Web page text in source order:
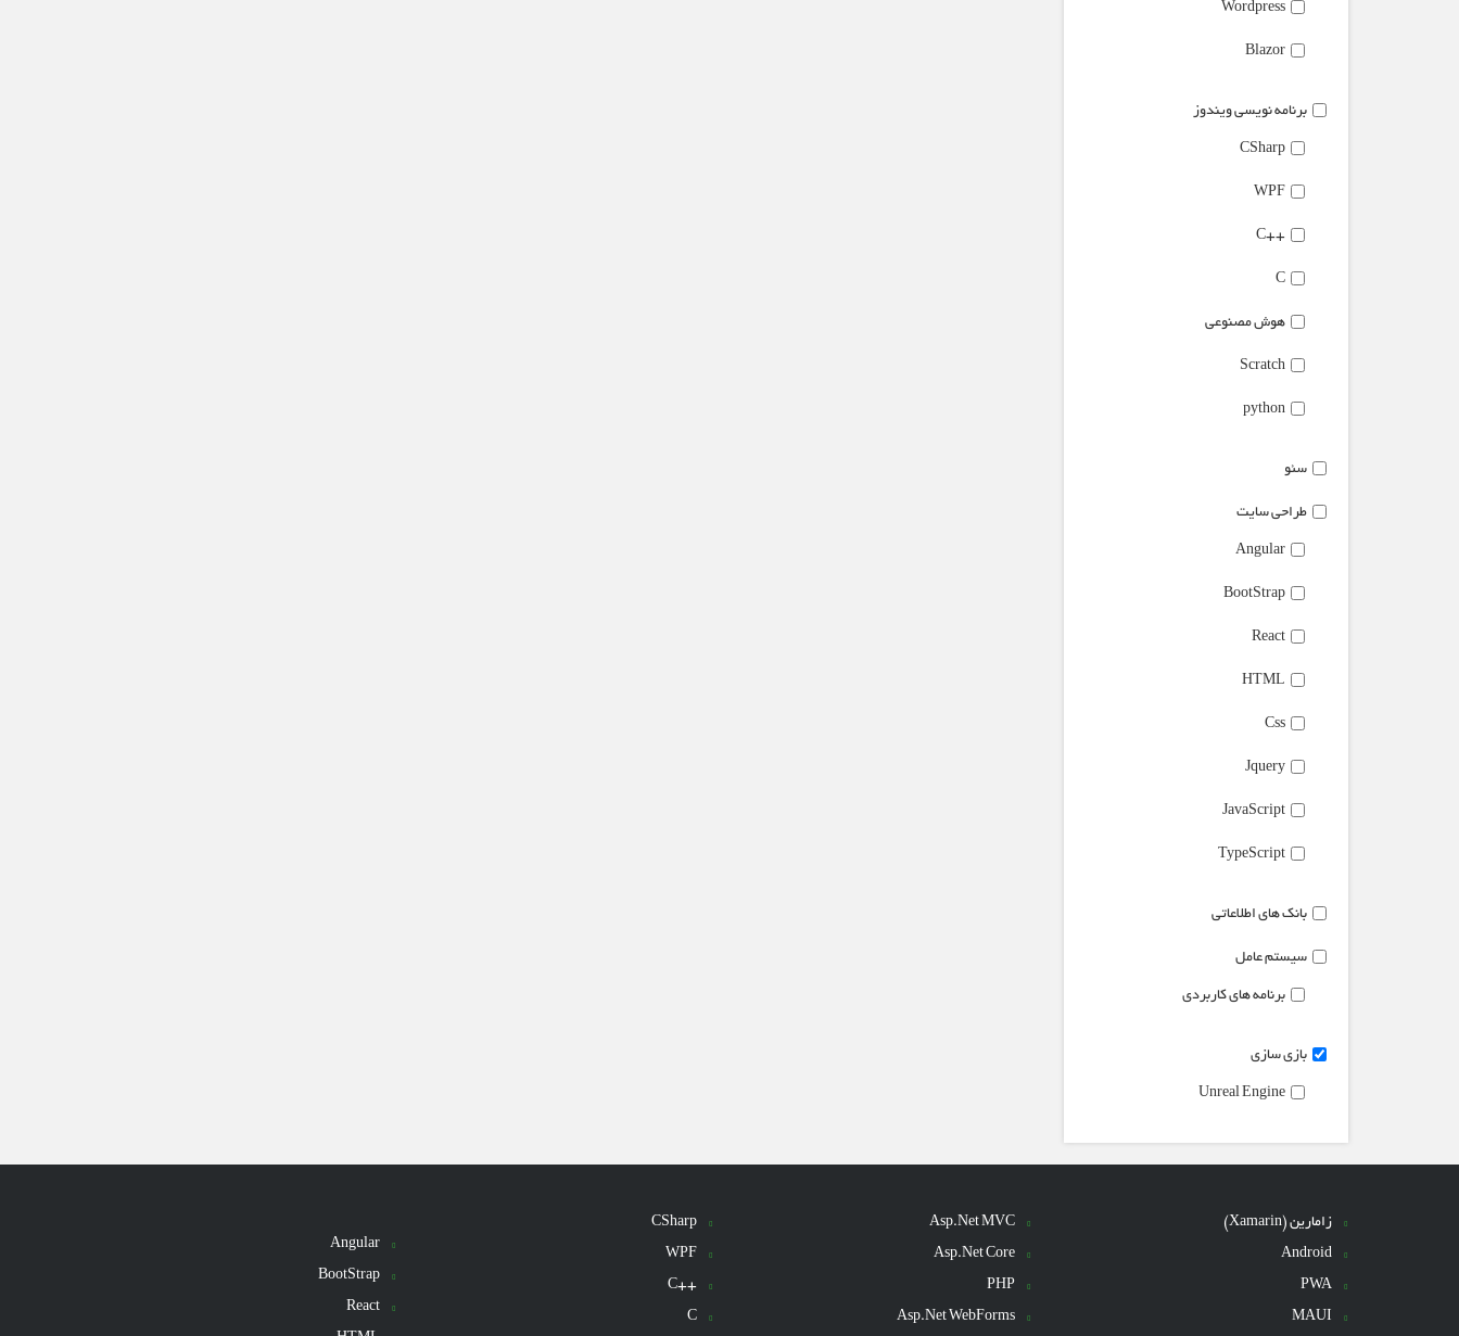
Wordpress
Blazor
برنامه نویسی ویندوز
CSharp
WPF
++C
C
هوش مصنوعی
Scratch
python
سئو
طراحی سایت
Angular
BootStrap
React
HTML
Css
Jquery
JavaScript
TypeScript
بانک های اطلاعاتی
سیستم عامل
برنامه های کاربردی
بازی سازی
Unreal Engine
زامارین (Xamarin)
Android
PWA
MAUI
Asp.Net MVC
Asp.Net Core
PHP
Asp.Net WebForms
CSharp
WPF
++C
C
Angular
BootStrap
React